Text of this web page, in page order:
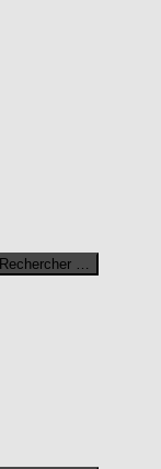
Rechercher …